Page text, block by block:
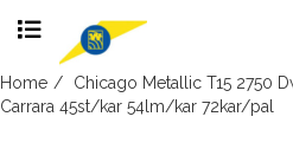
Skip
to
Home
Chicago Metallic T15 2750
Carrara 45st/kar 54lm/kar 72kar/pal